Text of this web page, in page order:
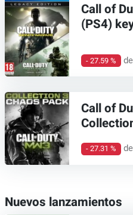
Call of
(PS4)
- 27.59 %
Call of
- 27.31 %
Nuevos lanzamientos